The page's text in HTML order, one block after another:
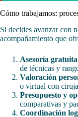
Cómo trabajamos:
Si decides avanzar con
acompañamiento que
Asesoría
de técnicas y
Valoración
o virtual con
Presupuesto y
comparativas y
Coordinación